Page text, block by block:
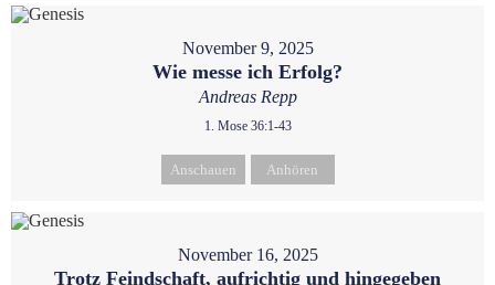
November 9, 2025
Wie messe ich Erfolg?
Andreas Repp
1. Mose 36:1-43
Anschauen Anhören
November 16, 2025
Trotz Feindschaft, aufrichtig und hingegeben